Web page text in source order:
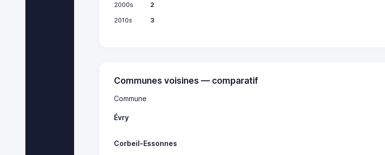
2000s
2
2010s
3
Communes voisines — comparatif
Commune
Évry
Corbeil-Essonnes